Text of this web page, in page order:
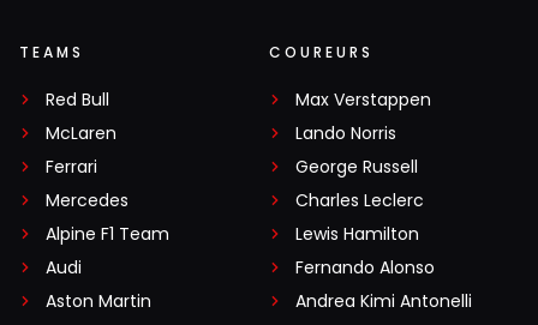
TEAMS
Red Bull
McLaren
Ferrari
Mercedes
Alpine F1 Team
Audi
Aston Martin
COUREURS
Max Verstappen
Lando Norris
George Russell
Charles Leclerc
Lewis Hamilton
Fernando Alonso
Andrea Kimi Antonelli